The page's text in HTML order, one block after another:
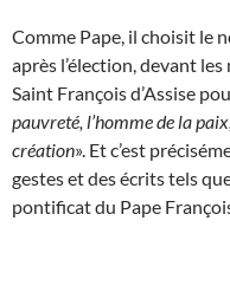
Comme Pape, il choisit le
après l’élection, devant
Saint François d’Assise
pauvreté, l’homme de la
création». Et c’est
gestes et des écrits tels
pontificat du Pape